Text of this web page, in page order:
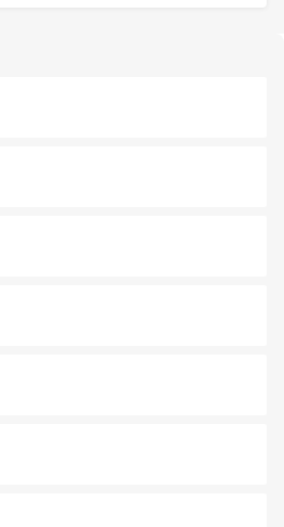
地元の風情を楽しめる外せないスポット